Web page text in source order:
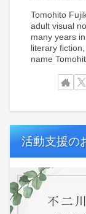
Tomohito
adult visual
many years
literary
name
活動支援の